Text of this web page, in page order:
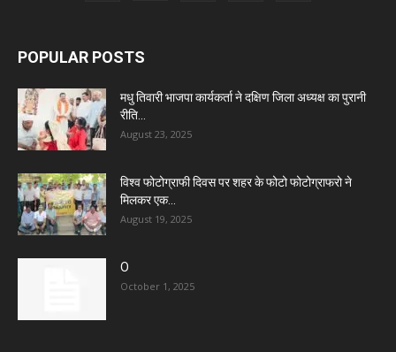
POPULAR POSTS
मधु तिवारी भाजपा कार्यकर्ता ने दक्षिण जिला अध्यक्ष का पुरानी
रीति...
August 23, 2025
विश्व फोटोग्राफी दिवस पर शहर के फोटो फोटोग्राफरो ने
मिलकर एक...
August 19, 2025
O
October 1, 2025